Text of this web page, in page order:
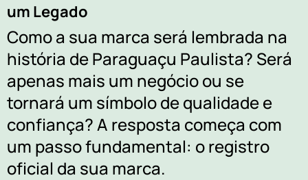
um Legado
Como a sua marca será lembrada na
história de Paraguaçu Paulista? Será
apenas mais um negócio ou se
tornará um símbolo de qualidade e
confiança? A resposta começa com
um passo fundamental: o registro
oficial da sua marca.